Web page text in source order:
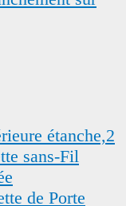
étanche,2
sans-Fil
de Porte